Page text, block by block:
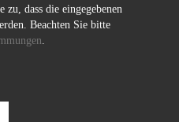
dass die eingegebenen
Beachten Sie bitte